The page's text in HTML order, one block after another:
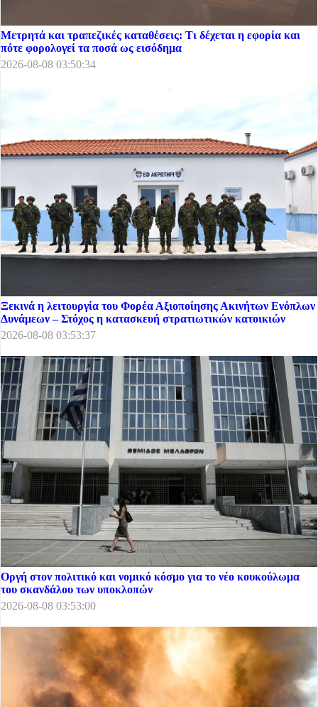
Μετρητά και τραπεζικές καταθέσεις: Τι δέχεται η εφορία και
πότε φορολογεί τα ποσά ως εισόδημα
2026-08-08 03:50:34
Ξεκινά η λειτουργία του Φορέα Αξιοποίησης Ακινήτων Ενόπλων
Δυνάμεων – Στόχος η κατασκευή στρατιωτικών κατοικιών
2026-08-08 03:53:37
Οργή στον πολιτικό και νομικό κόσμο για το νέο κουκούλωμα
του σκανδάλου των υποκλοπών
2026-08-08 03:53:00